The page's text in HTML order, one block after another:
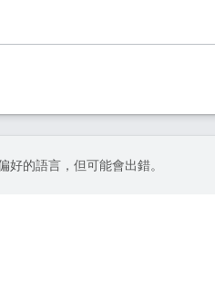
好的語言，但可能會出錯。